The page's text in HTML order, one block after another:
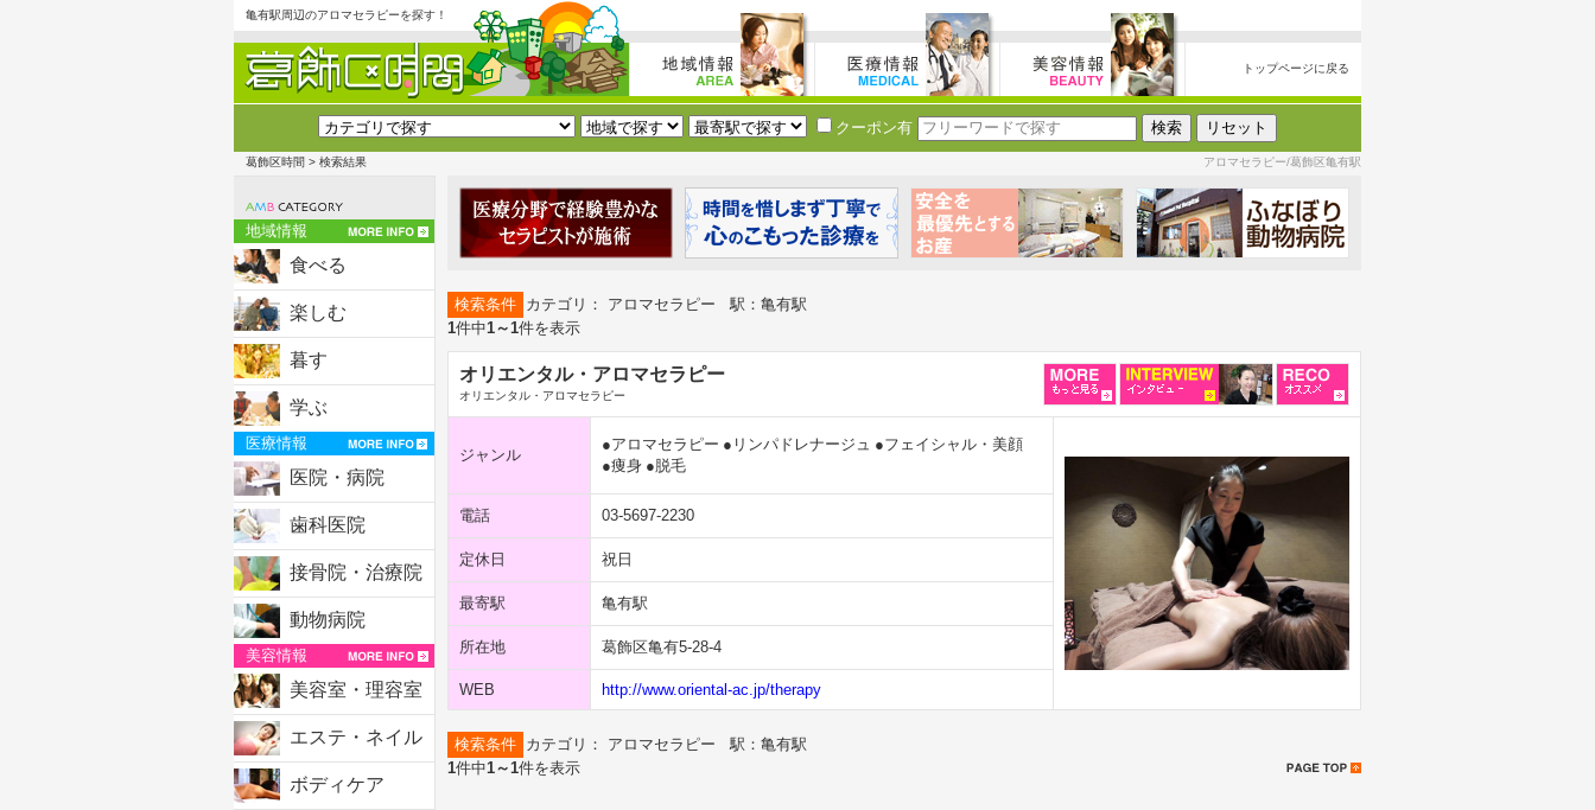
亀有駅周辺のアロマセラピーを探す！
トップページに戻る
クーポン有
葛飾区時間 > 検索結果 アロマセラピー/葛飾区亀有駅
地域情報
食べる
楽しむ
暮す
学ぶ
医療情報
医院・病院
歯科医院
接骨院・治療院
動物病院
美容情報
美容室・理容室
エステ・ネイル
ボディケア
検索条件 カテゴリ： アロマセラピー 駅：亀有駅
1件中1～1件を表示
オリエンタル・アロマセラピー
オリエンタル・アロマセラピー
ジャンル
●アロマセラピー ●リンパドレナージュ ●フェイシャル・美顔
●痩身 ●脱毛
電話 03-5697-2230
定休日 祝日
最寄駅 亀有駅
所在地 葛飾区亀有5-28-4
WEB http://www.oriental-ac.jp/therapy
検索条件 カテゴリ： アロマセラピー 駅：亀有駅
1件中1～1件を表示